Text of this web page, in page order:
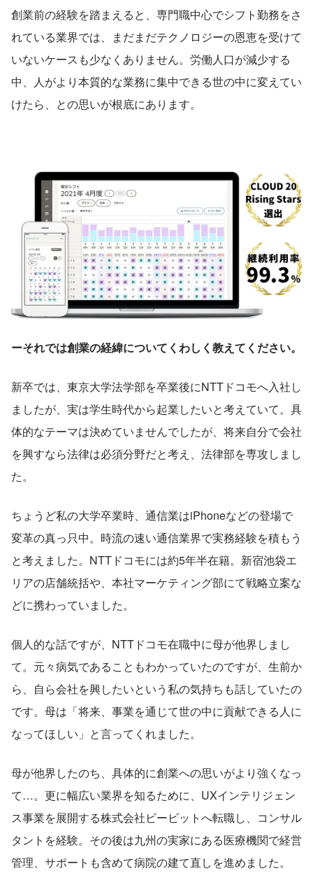
創業前の経験を踏まえると、専門職中心でシフト勤務をさ
れている業界では、まだまだテクノロジーの恩恵を受けて
いないケースも少なくありません。労働人口が減少する
中、人がより本質的な業務に集中できる世の中に変えてい
けたら、との思いが根底にあります。
ーそれでは創業の経緯についてくわしく教えてください。
新卒では、東京大学法学部を卒業後にNTTドコモへ入社し
ましたが、実は学生時代から起業したいと考えていて。具
体的なテーマは決めていませんでしたが、将来自分で会社
を興すなら法律は必須分野だと考え、法律部を専攻しまし
た。
ちょうど私の大学卒業時、通信業はiPhoneなどの登場で
変革の真っ只中。時流の速い通信業界で実務経験を積もう
と考えました。NTTドコモには約5年半在籍。新宿池袋エ
リアの店舗統括や、本社マーケティング部にて戦略立案な
どに携わっていました。
個人的な話ですが、NTTドコモ在職中に母が他界しまし
て。元々病気であることもわかっていたのですが、生前か
ら、自ら会社を興したいという私の気持ちも話していたの
です。母は「将来、事業を通じて世の中に貢献できる人に
なってほしい」と言ってくれました。
母が他界したのち、具体的に創業への思いがより強くなっ
て…。更に幅広い業界を知るために、UXインテリジェン
ス事業を展開する株式会社ビービットへ転職し、コンサル
タントを経験。その後は九州の実家にある医療機関で経営
管理、サポートも含めて病院の建て直しを進めました。